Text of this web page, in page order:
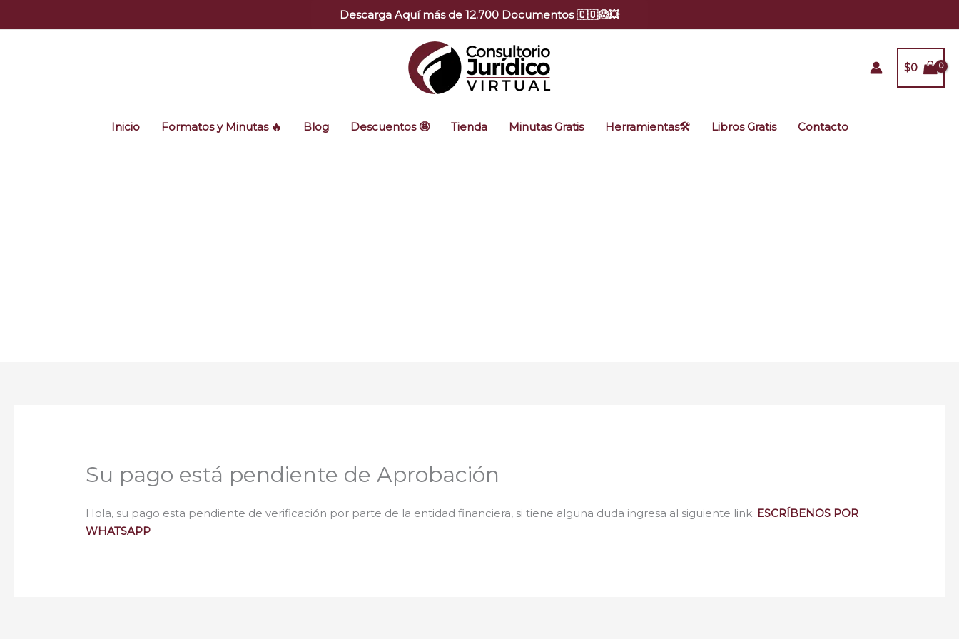
al
Descarga Aquí más de 12.700 Documentos 🇨🇴😱💥
$0
Inicio Formatos y Minutas 🔥 Blog Descuentos 🤩 Tienda Minutas Gratis Herramientas🛠️ Libros Gratis Contacto
Su pago está pendiente de Aprobación
Hola, su pago esta pendiente de verificación por parte de la entidad financiera, si tiene alguna duda ingresa al siguiente link: ESCRÍBENOS POR
WHATSAPP